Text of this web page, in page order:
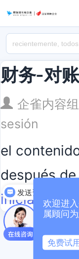
财务-对
企雀内容组
sesión
el
después
iniciar
2013-
发送资料
欢迎进
属顾问
免费试